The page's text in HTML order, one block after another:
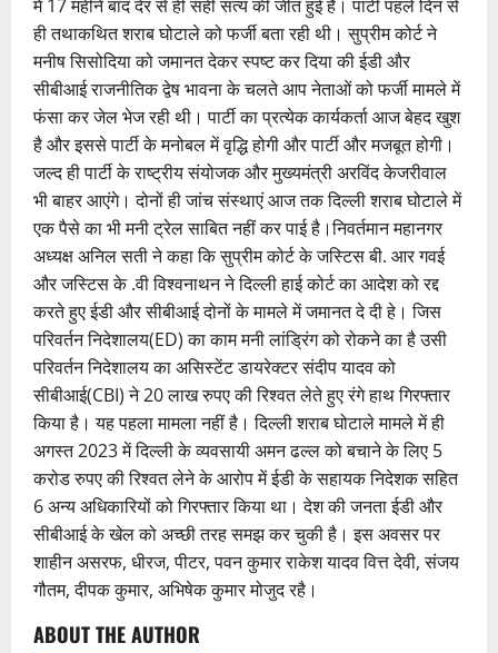
में 17 महीने बाद देर से ही सही सत्य की जीत हुई है। पार्टी पहले दिन से
ही तथाकथित शराब घोटाले को फर्जी बता रही थी। सुप्रीम कोर्ट ने
मनीष सिसोदिया को जमानत देकर स्पष्ट कर दिया की ईडी और
सीबीआई राजनीतिक द्वेष भावना के चलते आप नेताओं को फर्जी मामले में
फंसा कर जेल भेज रही थी। पार्टी का प्रत्येक कार्यकर्ता आज बेहद खुश
है और इससे पार्टी के मनोबल में वृद्धि होगी और पार्टी और मजबूत होगी।
जल्द ही पार्टी के राष्ट्रीय संयोजक और मुख्यमंत्री अरविंद केजरीवाल
भी बाहर आएंगे। दोनों ही जांच संस्थाएं आज तक दिल्ली शराब घोटाले में
एक पैसे का भी मनी ट्रेल साबित नहीं कर पाई है।निवर्तमान महानगर
अध्यक्ष अनिल सती ने कहा कि सुप्रीम कोर्ट के जस्टिस बी. आर गवई
और जस्टिस के .वी विश्वनाथन ने दिल्ली हाई कोर्ट का आदेश को रद्द
करते हुए ईडी और सीबीआई दोनों के मामले में जमानत दे दी हे। जिस
परिवर्तन निदेशालय(ED) का काम मनी लांड्रिंग को रोकने का है उसी
परिवर्तन निदेशालय का असिस्टेंट डायरेक्टर संदीप यादव को
सीबीआई(CBI) ने 20 लाख रुपए की रिश्वत लेते हुए रंगे हाथ गिरफ्तार
किया है। यह पहला मामला नहीं है। दिल्ली शराब घोटाले मामले में ही
अगस्त 2023 में दिल्ली के व्यवसायी अमन ढल्ल को बचाने के लिए 5
करोड रुपए की रिश्वत लेने के आरोप में ईडी के सहायक निदेशक सहित
6 अन्य अधिकारियों को गिरफ्तार किया था। देश की जनता ईडी और
सीबीआई के खेल को अच्छी तरह समझ कर चुकी है। इस अवसर पर
शाहीन असरफ, धीरज, पीटर, पवन कुमार राकेश यादव वित्त देवी, संजय
गौतम, दीपक कुमार, अभिषेक कुमार मोजुद रहै।
ABOUT THE AUTHOR